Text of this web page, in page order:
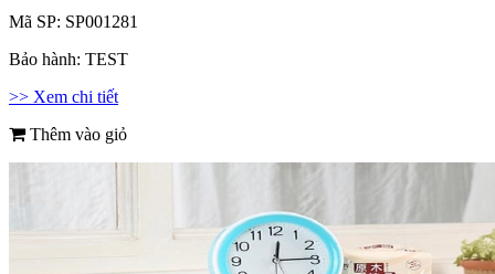
Mã SP: SP001281
Bảo hành: TEST
>> Xem chi tiết
Thêm vào giỏ